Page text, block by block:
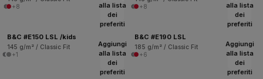
+8
+8
alla lista
dei
preferiti
B&C #E150 LSL /kids
145 g/m² / Classic Fit
+1
alla lista
dei
preferiti
B&C #E190 LSL
185 g/m² / Classic Fit
+6
Aggiungi
alla lista
dei
preferiti
Aggiungi
alla lista
dei
preferiti